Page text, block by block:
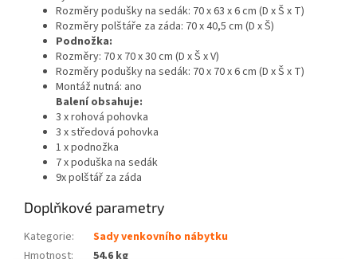
Rozměry podušky na sedák: 70 x 63 x 6 cm (D x Š x T)
Rozměry polštáře za záda: 70 x 40,5 cm (D x Š)
Podnožka:
Rozměry: 70 x 70 x 30 cm (D x Š x V)
Rozměry podušky na sedák: 70 x 70 x 6 cm (D x Š x T)
Montáž nutná: ano
Balení obsahuje:
3 x rohová pohovka
3 x středová pohovka
1 x podnožka
7 x poduška na sedák
9x polštář za záda
Doplňkové parametry
Kategorie:
Sady venkovního nábytku